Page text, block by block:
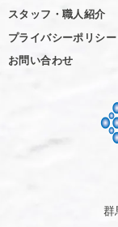
スタッフ・職人紹介
プライバシーポリシー
お問い合わせ
群